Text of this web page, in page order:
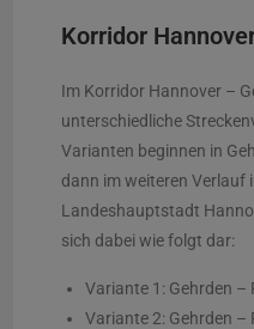
Korridor
Im Korridor Hannover –
unterschiedliche
Varianten beginnen in
dann im weiteren Verlauf
Landeshauptstadt
sich dabei wie folgt dar:
Variante 1: Gehrden –
Variante 2: Gehrden –